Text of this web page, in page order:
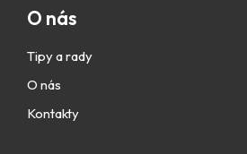
O nás
Tipy a rady
O nás
Kontakty